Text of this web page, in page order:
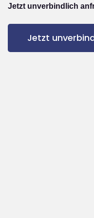
Jetzt unverbindlich
Jetzt